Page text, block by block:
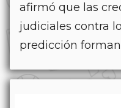
afirmó que las
judiciales contra
predicción forman